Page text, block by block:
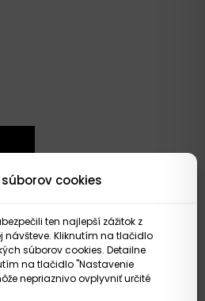
cookies
ten najlepší zážitok z
Kliknutím na tlačidlo
súborov cookies. Detailne
na tlačidlo "Nastavenie
nepriaznivo ovplyvniť určité